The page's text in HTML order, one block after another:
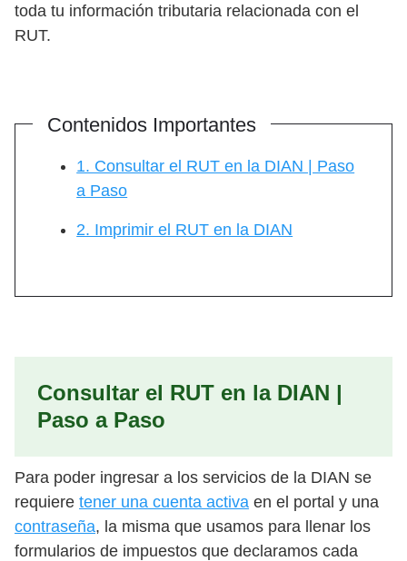
toda tu información tributaria relacionada con el
RUT.
Contenidos Importantes
1. Consultar el RUT en la DIAN | Paso
a Paso
2. Imprimir el RUT en la DIAN
Consultar el RUT en la DIAN |
Paso a Paso
Para poder ingresar a los servicios de la DIAN se
requiere tener una cuenta activa en el portal y una
contraseña, la misma que usamos para llenar los
formularios de impuestos que declaramos cada